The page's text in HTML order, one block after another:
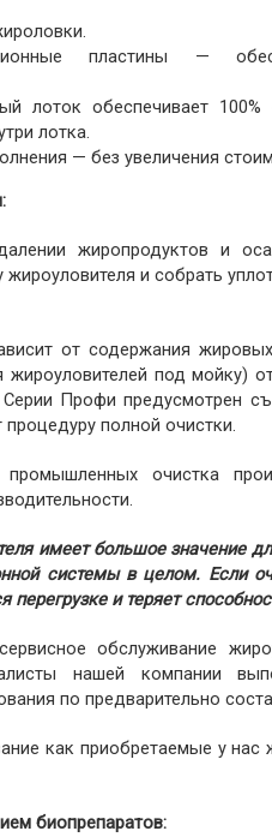
пластины —
лоток обеспечивает
лотка.
— без увеличения
жиропродуктов и
и собрать
от содержания
под мойку)
Профи предусмотрен
полной очистки.
очистка
имеет большое значение
системы в целом. Если
перегрузке и теряет
обслуживание
нашей компании
по предварительно
как приобретаемые у нас
биопрепаратов: